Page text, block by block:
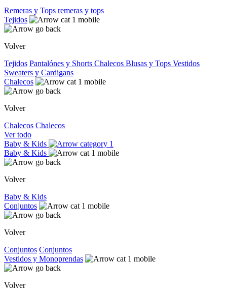
Remeras y Tops remeras y tops
Tejidos
Volver
Tejidos Pantalónes y Shorts Chalecos Blusas y Tops Vestidos
Sweaters y Cardigans
Chalecos
Volver
Chalecos Chalecos
Ver todo
Baby & Kids
Baby & Kids
Volver
Baby & Kids
Conjuntos
Volver
Conjuntos Conjuntos
Vestidos y Monoprendas
Volver